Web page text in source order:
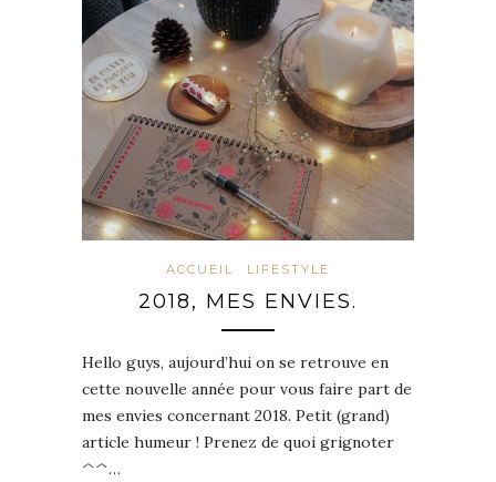
ACCUEIL LIFESTYLE
2018, MES ENVIES.
Hello guys, aujourd’hui on se retrouve en
cette nouvelle année pour vous faire part de
mes envies concernant 2018. Petit (grand)
article humeur ! Prenez de quoi grignoter
^^…